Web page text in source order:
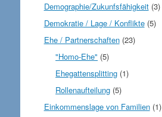
Demographie/Zukunfsfähigkeit(3)
Demokratie / Lage / Konflikte(5)
Ehe / Partnerschaften(23)
"Homo-Ehe" (5)
Ehegattensplitting (1)
Rollenaufteilung (5)
Einkommenslage von Familien(1)